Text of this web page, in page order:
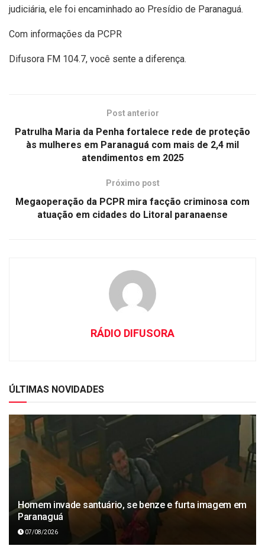
judiciária, ele foi encaminhado ao Presídio de Paranaguá.
Com informações da PCPR
Difusora FM 104.7, você sente a diferença.
Post anterior
Patrulha Maria da Penha fortalece rede de proteção
às mulheres em Paranaguá com mais de 2,4 mil
atendimentos em 2025
Próximo post
Megaoperação da PCPR mira facção criminosa com
atuação em cidades do Litoral paranaense
RÁDIO DIFUSORA
ÚLTIMAS NOVIDADES
Homem invade santuário, se benze e furta imagem em
Paranaguá
07/08/2026